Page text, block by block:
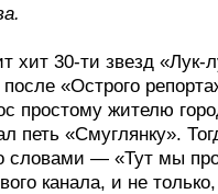
хит 30-ти звезд «Лук-
«Острого
простому жителю
петь «Смуглянку».
словами — «Тут мы
канала, и не